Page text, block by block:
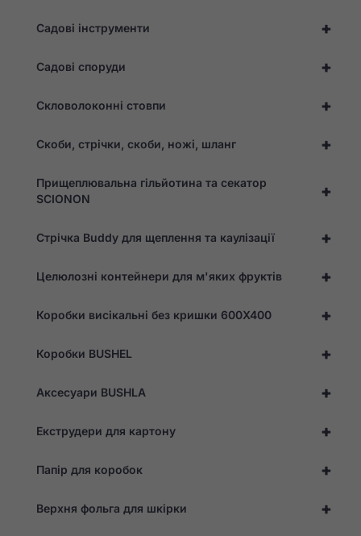
+
Садові інструменти
+
Садові споруди
+
Скловолоконні стовпи
+
Скоби, стрічки, скоби, ножі, шланг
+
Прищеплювальна гільйотина та секатор
SCIONON
+
Стрічка Buddy для щеплення та каулізації
+
Целюлозні контейнери для м'яких фруктів
+
Коробки висікальні без кришки 600X400
+
Коробки BUSHEL
+
Аксесуари BUSHLA
+
Екструдери для картону
+
Папір для коробок
+
Верхня фольга для шкірки
Маркетинг
поведінкою під
час відвідування
збільшуєте шанс
побачити
контент та